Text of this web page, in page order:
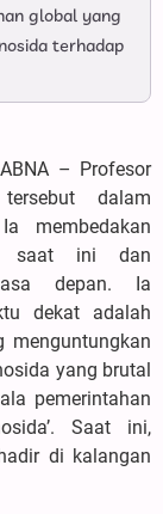
global yang
terhadap
– Profesor
dalam
membedakan
saat ini dan
depan. Ia
dekat adalah
menguntungkan
yang brutal
pemerintahan
Saat ini,
di kalangan